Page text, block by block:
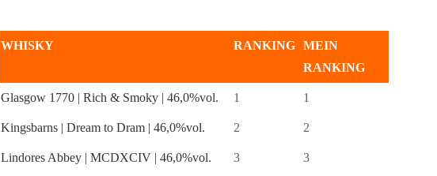
WHISKY RANKING MEIN
RANKING
Glasgow 1770 | Rich & Smoky | 46,0%vol. 1 1
Kingsbarns | Dream to Dram | 46,0%vol. 2 2
Lindores Abbey | MCDXCIV | 46,0%vol. 3 3